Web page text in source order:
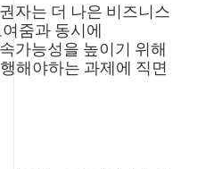
자는 더 나은 비즈니스
줌과 동시에
가능성을 높이기 위해
해야하는 과제에 직면